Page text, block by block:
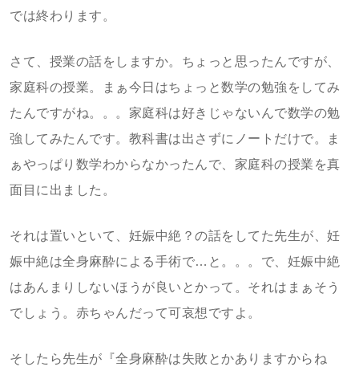
では終わります。
さて、授業の話をしますか。ちょっと思ったんですが、
家庭科の授業。まぁ今日はちょっと数学の勉強をしてみ
たんですがね。。。家庭科は好きじゃないんで数学の勉
強してみたんです。教科書は出さずにノートだけで。ま
ぁやっぱり数学わからなかったんで、家庭科の授業を真
面目に出ました。
それは置いといて、妊娠中絶？の話をしてた先生が、妊
娠中絶は全身麻酔による手術で…と。。。で、妊娠中絶
はあんまりしないほうが良いとかって。それはまぁそう
でしょう。赤ちゃんだって可哀想ですよ。
そしたら先生が『全身麻酔は失敗とかありますからね